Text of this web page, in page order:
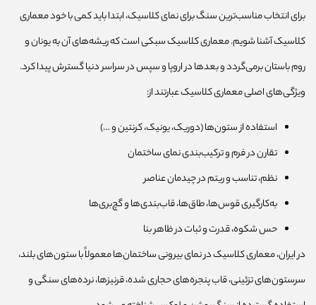
برای انتخاب مناسب‌ترین سنگ برای نمای کلاسیک، ابتدا باید کمی با خود معماری
کلاسیک آشنا شویم. معماری کلاسیک سبکی است که ریشه‌های آن به یونان و
روم باستان برمی‌گردد و بعدها در اروپا و سپس در سراسر دنیا گسترش پیدا کرد.
ویژگی‌های اصلی معماری کلاسیک عبارتند از:
استفاده از ستون‌ها (دوریک، یونیک، کرنتین و …)
تقارن در فرم و ترکیب‌بندی نمای ساختمان
نظم، تناسب و ریتم در چیدمان عناصر
به‌کارگیری قوس‌ها، طاق‌ها، قاب‌بندی‌ها و گچ‌بری‌ها
حس شکوه، قدرت و ثبات در ظاهر بنا
در ایران، معماری کلاسیک در نمای بیرونی ساختمان‌ها معمولاً با ستون‌های بلند،
سرستون‌های تزئینی، قاب پنجره‌های حجاری شده، قرنیزها، نرده‌های سنگی و